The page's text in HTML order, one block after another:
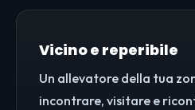
Vicino e reperibile
Un allevatore della tua
incontrare, visitare e